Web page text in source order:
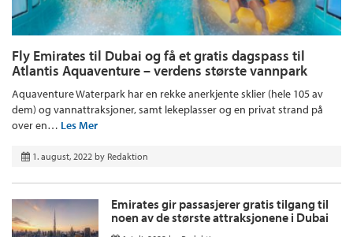
Fly Emirates til Dubai og få et gratis dagspass til
Atlantis Aquaventure – verdens største vannpark
Aquaventure Waterpark har en rekke anerkjente sklier (hele 105 av
dem) og vannattraksjoner, samt lekeplasser og en privat strand på
over en… Les Mer
1. august, 2022 by Redaktion
Emirates gir passasjerer gratis tilgang til
noen av de største attraksjonene i Dubai